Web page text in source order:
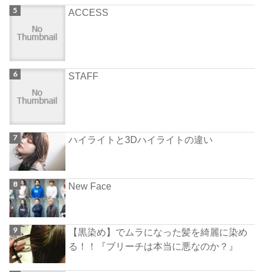
ACCESS
STAFF
ハイライトと3Dハイライトの違い
New Face
【黒染め】でムラになった髪を綺麗に染め
る！！『ブリーチは本当に悪なのか？』